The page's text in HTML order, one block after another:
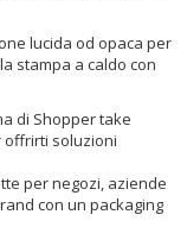
lucida od opaca per
stampa a caldo con
di Shopper take
offrirti soluzioni
per negozi, aziende
con un packaging